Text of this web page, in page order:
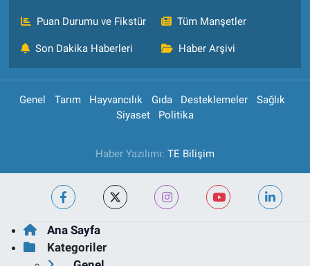
Puan Durumu ve Fikstür Tüm Manşetler
Son Dakika Haberleri Haber Arşivi
Genel Tarım Hayvancılık Gıda Desteklemeler
Sağlık
Siyaset
Politika
Haber Yazılımı: TE Bilişim
Ana Sayfa
Kategoriler